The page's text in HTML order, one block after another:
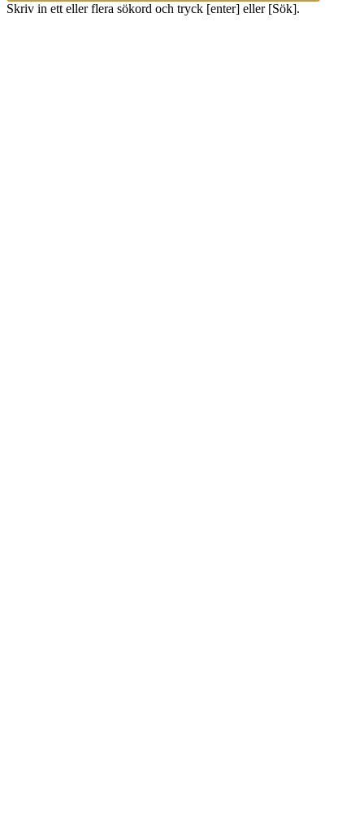
Skriv in ett eller flera sökord och tryck [enter] eller [Sök].